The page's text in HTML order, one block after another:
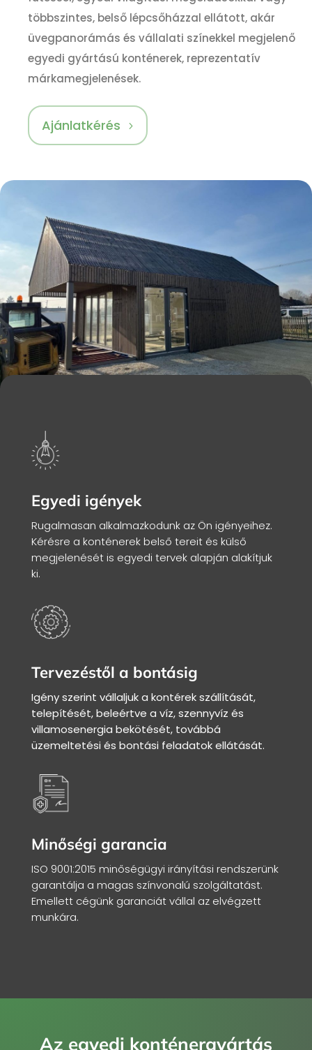
többszintes, belső lépcsőházzal ellátott, akár
üvegpanorámás és vállalati színekkel megjelenő
egyedi gyártású konténerek, reprezentatív
márkamegjelenések.
Ajánlatkérés
Egyedi igények
Rugalmasan alkalmazkodunk az Ön igényeihez.
Kérésre a konténerek belső tereit és külső
megjelenését is egyedi tervek alapján alakítjuk
ki.
Tervezéstől a bontásig
Igény szerint vállaljuk a kontérek szállítását,
telepítését, beleértve a víz, szennyvíz és
villamosenergia bekötését, továbbá
üzemeltetési és bontási feladatok ellátását.
Minőségi garancia
ISO 9001:2015 minőségügyi irányítási rendszerünk
garantálja a magas színvonalú szolgáltatást.
Emellett cégünk garanciát vállal az elvégzett
munkára.
Az egyedi konténergyártás